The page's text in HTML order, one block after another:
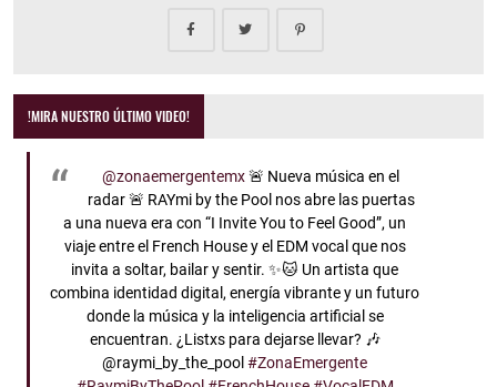
!MIRA NUESTRO ÚLTIMO VIDEO!
@zonaemergentemx🚨 Nueva música en el
radar 🚨 RAYmi by the Pool nos abre las puertas
a una nueva era con “I Invite You to Feel Good”, un
viaje entre el French House y el EDM vocal que nos
invita a soltar, bailar y sentir. ✨🐱 Un artista que
combina identidad digital, energía vibrante y un futuro
donde la música y la inteligencia artificial se
encuentran. ¿Listxs para dejarse llevar? 🎶
@raymi_by_the_pool#ZonaEmergente